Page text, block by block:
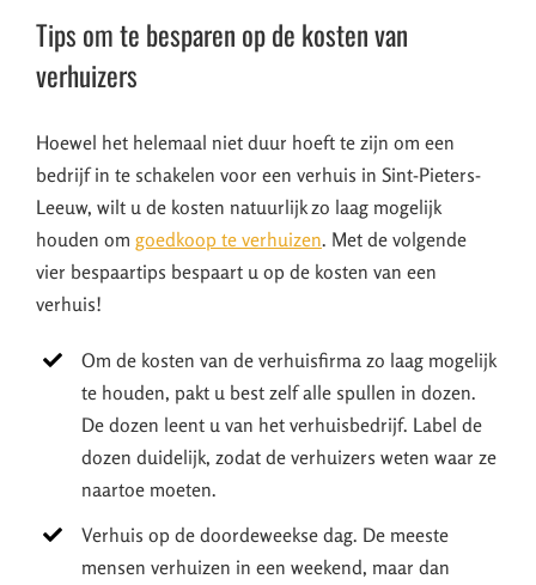
Tips om te besparen op de kosten van
verhuizers
Hoewel het helemaal niet duur hoeft te zijn om een
bedrijf in te schakelen voor een verhuis in Sint-Pieters-
Leeuw, wilt u de kosten natuurlijk zo laag mogelijk
houden om goedkoop te verhuizen. Met de volgende
vier bespaartips bespaart u op de kosten van een
verhuis!
Om de kosten van de verhuisfirma zo laag mogelijk
te houden, pakt u best zelf alle spullen in dozen.
De dozen leent u van het verhuisbedrijf. Label de
dozen duidelijk, zodat de verhuizers weten waar ze
naartoe moeten.
Verhuis op de doordeweekse dag. De meeste
mensen verhuizen in een weekend, maar dan